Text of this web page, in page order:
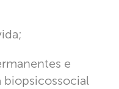
e
biopsicossocial